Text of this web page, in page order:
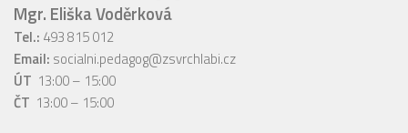
Mgr. Eliška Voděrková
Tel.: 493 815 012
Email: socialni.pedagog@zsvrchlabi.cz
ÚT 13:00 – 15:00
ČT 13:00 – 15:00